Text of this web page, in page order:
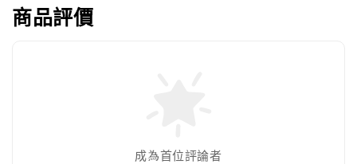
商品評價
成為首位評論者